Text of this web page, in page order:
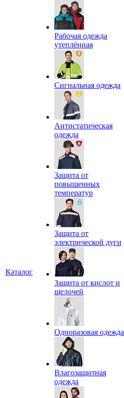
Каталог
Рабочая одежда
утеплённая
Сигнальная одежда
Антистатическая
одежда
Защита от
повышенных
температур
Защита от
электрической дуги
Защита от кислот и
щелочей
Одноразовая одежда
Влагозащитная
одежда